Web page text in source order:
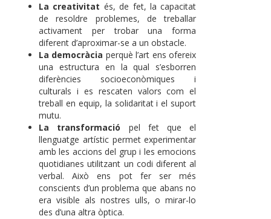
La creativitat és, de fet, la capacitat
de resoldre problemes, de treballar
activament per trobar una forma
diferent d’aproximar-se a un obstacle.
La democràcia perquè l’art ens ofereix
una estructura en la qual s’esborren
diferències socioeconòmiques i
culturals i es rescaten valors com el
treball en equip, la solidaritat i el suport
mutu.
La transformació pel fet que el
llenguatge artístic permet experimentar
amb les accions del grup i les emocions
quotidianes utilitzant un codi diferent al
verbal. Això ens pot fer ser més
conscients d’un problema que abans no
era visible als nostres ulls, o mirar-lo
des d’una altra òptica.